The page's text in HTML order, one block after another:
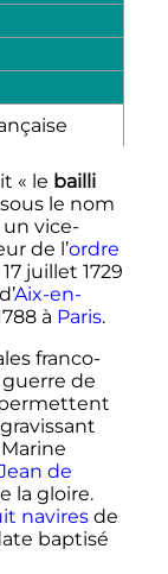
« le bailli
le nom
un vice-
de l’ordre
17 juillet 1729
Aix-en-
à Paris.
franco-
de
de
la gloire.
naviresde
baptisé